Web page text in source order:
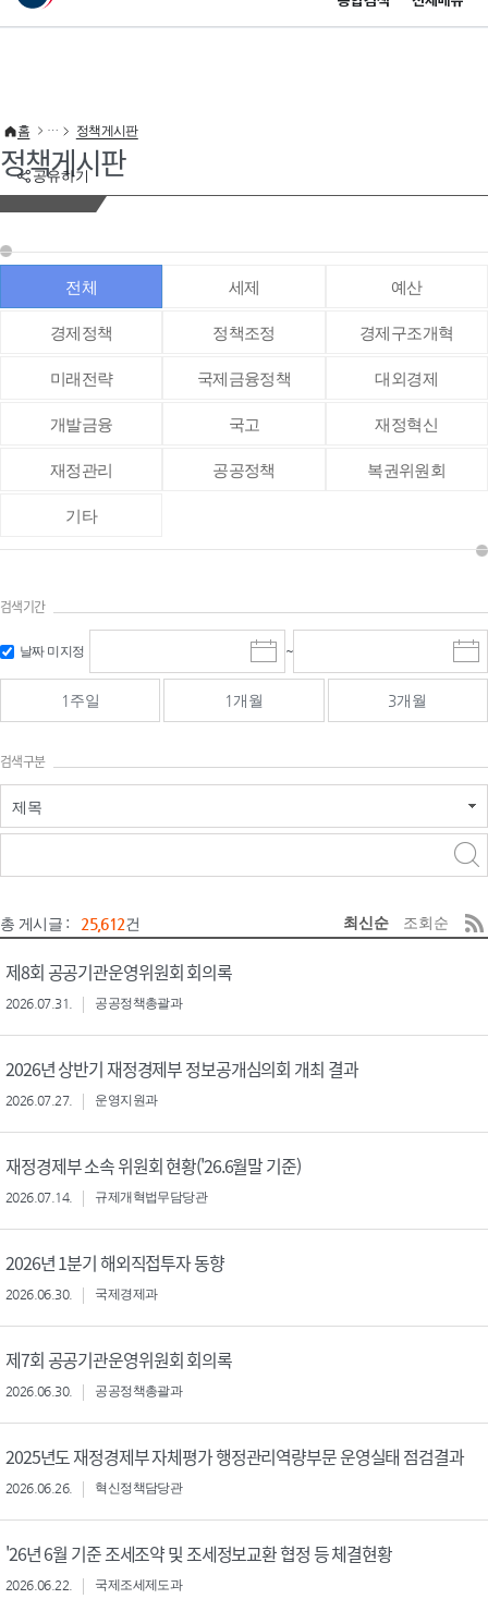
이 누리집은 대한민국 공식 전자정부 누리집입니다.
공유하기
홈 정책게시판
정책게시판
전체 세제 예산
경제정책 정책조정 경제구조개혁
미래전략 국제금융정책 대외경제
개발금융 국고 재정혁신
재정관리 공공정책 복권위원회
기타
검색기간
날짜 미지정
시
작
일
선
~
종
료
선
1주일 1개월 3개월
검색구분
제목
총 게시글 : 25,612건 최신순 조회순
제8회 공공기관운영위원회 회의록
2026.07.31. 공공정책총괄과
2026년 상반기 재정경제부 정보공개심의회 개최 결과
2026.07.27. 운영지원과
재정경제부 소속 위원회 현황('26.6월말 기준)
2026.07.14. 규제개혁법무담당관
2026년 1분기 해외직접투자 동향
2026.06.30. 국제경제과
제7회 공공기관운영위원회 회의록
2026.06.30. 공공정책총괄과
2025년도 재정경제부 자체평가 행정관리역량부문 운영실태 점검결과
2026.06.26. 혁신정책담당관
'26년 6월 기준 조세조약 및 조세정보교환 협정 등 체결현황
2026.06.22. 국제조세제도과